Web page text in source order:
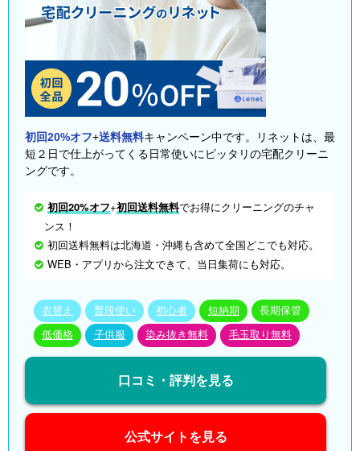
初回20%オフ+送料無料キャンペーン中です。リネットは、最
短２日で仕上がってくる日常使いにピッタリの宅配クリーニ
ングです。
初回20%オフ+初回送料無料でお得にクリーニングのチャ
ンス！
初回送料無料は北海道・沖縄も含めて全国どこでも対応。
WEB・アプリから注文できて、当日集荷にも対応。
衣替え 普段使い 初心者 短納期 長期保管
低価格 子供服 染み抜き無料 毛玉取り無料
口コミ・評判を見る
公式サイトを見る